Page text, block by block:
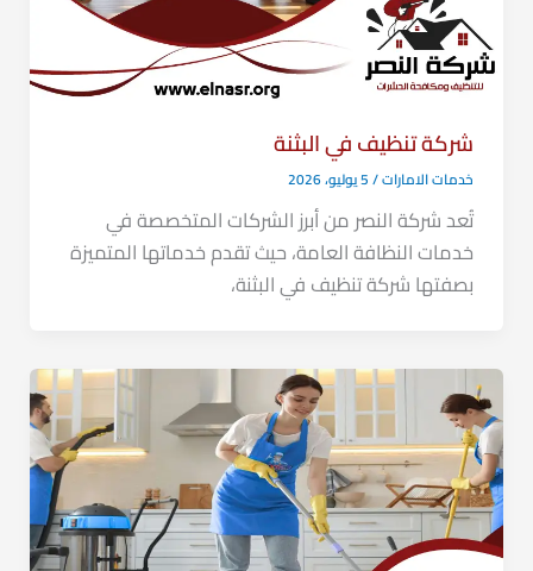
شركة تنظيف في البثنة
خدمات الامارات/5 يوليو، 2026
تُعد شركة النصر من أبرز الشركات المتخصصة في
خدمات النظافة العامة، حيث تقدم خدماتها المتميزة
بصفتها شركة تنظيف في البثنة،